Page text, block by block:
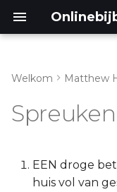
Spreuken 17:2
Spreuken 17:3
Markus
Lukas
Welkom Matthew
Spreuken
EEN droge
huis vol van